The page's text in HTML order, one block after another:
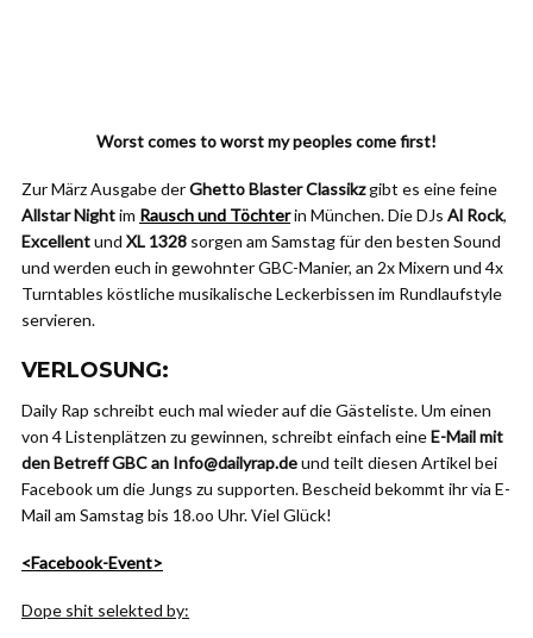
Worst comes to worst my peoples come first!
Zur März Ausgabe derGhetto Blaster Classikzgibt es eine feine
Allstar Nightim Rausch und Töchterin München. Die DJs Al Rock,
Excellentund XL 1328 sorgen am Samstag für den besten Sound
und werden euch in gewohnter GBC-Manier, an 2x Mixern und 4x
Turntables köstliche musikalische Leckerbissen im Rundlaufstyle
servieren.
VERLOSUNG:
Daily Rap schreibt euch mal wieder auf die Gästeliste. Um einen
von 4 Listenplätzen zu gewinnen, schreibt einfach eineE-Mail mit
den Betreff GBC an Info@dailyrap.deund teilt diesen Artikel bei
Facebook um die Jungs zu supporten. Bescheid bekommt ihr via E-
Mail am Samstag bis 18.oo Uhr. Viel Glück!
<Facebook-Event>
Dope shit selekted by: